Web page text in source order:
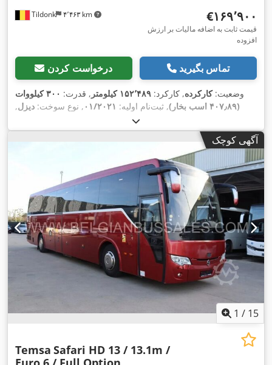
Tildonk ۴٬۴۶۳ km ‎€۱۶۹٬۹۰۰
قیمت ثابت به اضافه مالیات بر ارزش
افزوده
درخواست کردن تماس بگیرید
وضعیت:کارکرده, کارکرد: ۱۵۲٬۴۸۹ کیلومتر , قدرت:
۳۰۰ کیلووات
(۴۰۷٫۸۹ اسب بخار)
, ثبت‌نام اولیه: ۰۱/۲۰۲۱ , نوع سوخت: دیزل,
, نوع چرخ‌دنده:
رنگ:دیگر, ترمزها:رتاردر, سال ساخت:۲۰۲۱, تجهیزات:اِی‌بی‌اِس‎,
آگهی کوچک
1 / 15
Temsa Safari HD 13 / 13.1m /